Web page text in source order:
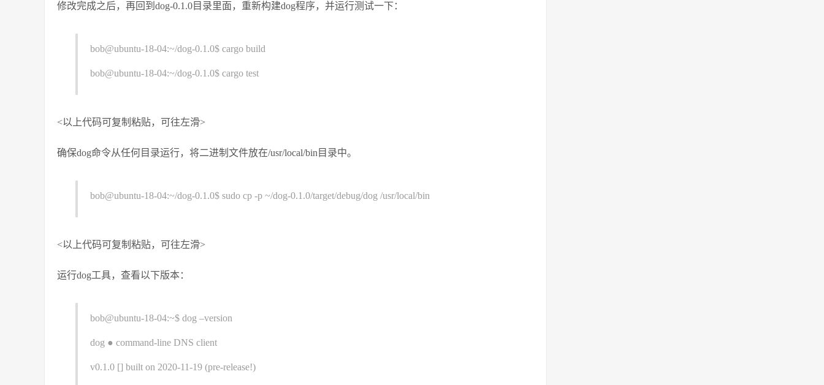
修改完成之后，再回到dog-0.1.0目录里面，重新构建dog程序，并运行测试一下：
bob@ubuntu-18-04:~/dog-0.1.0$ cargo build
bob@ubuntu-18-04:~/dog-0.1.0$ cargo test
<以上代码可复制粘贴，可往左滑>
确保dog命令从任何目录运行，将二进制文件放在/usr/local/bin目录中。
bob@ubuntu-18-04:~/dog-0.1.0$ sudo cp -p ~/dog-0.1.0/target/debug/dog /usr/local/bin
<以上代码可复制粘贴，可往左滑>
运行dog工具，查看以下版本：
bob@ubuntu-18-04:~$ dog –version
dog ● command-line DNS client
v0.1.0 [] built on 2020-11-19 (pre-release!)